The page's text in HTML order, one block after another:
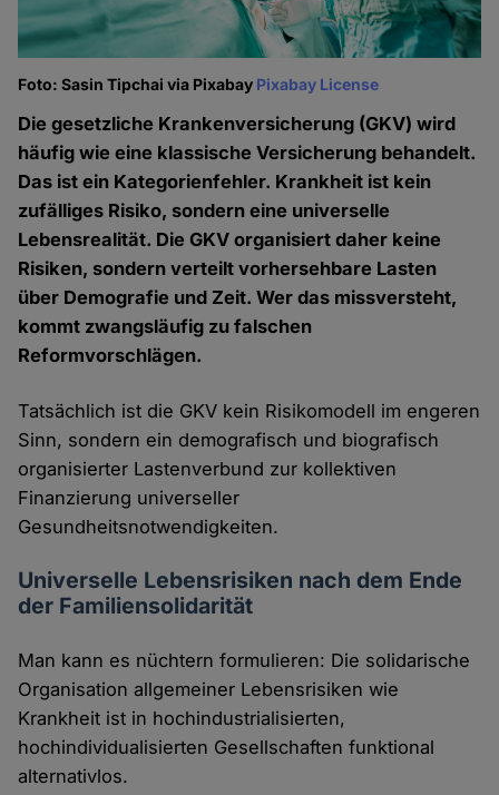
Foto: Sasin Tipchai via Pixabay Pixabay License
Die gesetzliche Krankenversicherung (GKV) wird
häufig wie eine klassische Versicherung behandelt.
Das ist ein Kategorienfehler. Krankheit ist kein
zufälliges Risiko, sondern eine universelle
Lebensrealität. Die GKV organisiert daher keine
Risiken, sondern verteilt vorhersehbare Lasten
über Demografie und Zeit. Wer das missversteht,
kommt zwangsläufig zu falschen
Reformvorschlägen.
Tatsächlich ist die GKV kein Risikomodell im engeren
Sinn, sondern ein demografisch und biografisch
organisierter Lastenverbund zur kollektiven
Finanzierung universeller
Gesundheitsnotwendigkeiten.
Universelle Lebensrisiken nach dem Ende
der Familiensolidarität
Man kann es nüchtern formulieren: Die solidarische
Organisation allgemeiner Lebensrisiken wie
Krankheit ist in hochindustrialisierten,
hochindividualisierten Gesellschaften funktional
alternativlos.